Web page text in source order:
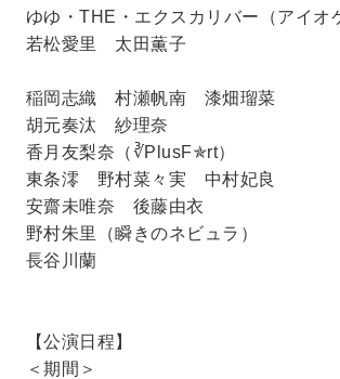
ゆゆ・THE・エクスカリバー（アイ
若松愛里 太田薫子
稲岡志織 村瀬帆南 漆畑瑠菜
胡元奏汰 紗理奈
香月友梨奈（∛PlusF✯rt）
東条澪 野村菜々実 中村妃良
安齋未唯奈 後藤由衣
野村朱里（瞬きのネビュラ）
長谷川蘭
【公演日程】
＜期間＞